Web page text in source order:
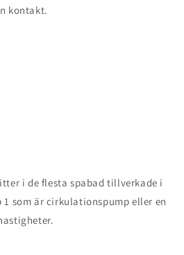
kontakt.
i de flesta spabad tillverkade i
1 som är cirkulationspump eller en